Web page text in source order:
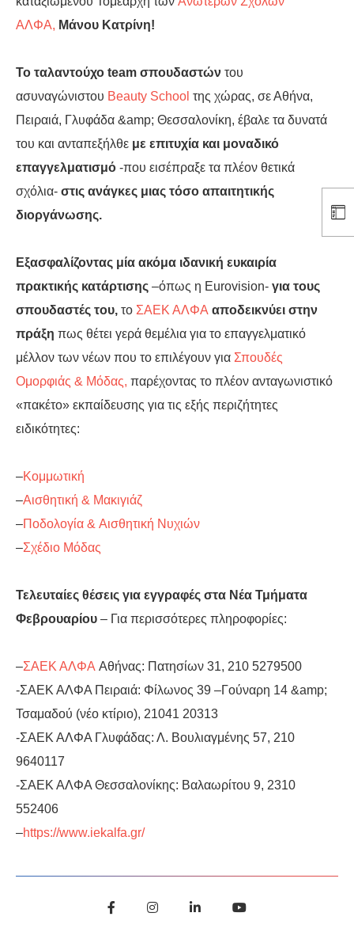
ΑΛΦΑ, Μάνου Κατρίνη!
To ταλαντούχο team σπουδαστών του
ασυναγώνιστου Beauty School της χώρας, σε Αθήνα,
Πειραιά, Γλυφάδα &amp; Θεσσαλονίκη, έβαλε τα δυνατά
του και ανταπεξήλθε με επιτυχία και μοναδικό
επαγγελματισμό -που εισέπραξε τα πλέον θετικά
σχόλια- στις ανάγκες μιας τόσο απαιτητικής
διοργάνωσης.
Εξασφαλίζοντας μία ακόμα ιδανική ευκαιρία
πρακτικής κατάρτισης –όπως η Eurovision- για τους
σπουδαστές του, το ΣΑΕΚ ΑΛΦΑ αποδεικνύει στην
πράξη πως θέτει γερά θεμέλια για το επαγγελματικό
μέλλον των νέων που το επιλέγουν για Σπουδές
Ομορφιάς & Μόδας, παρέχοντας το πλέον ανταγωνιστικό
«πακέτο» εκπαίδευσης για τις εξής περιζήτητες
ειδικότητες:
–Κομμωτική
–Αισθητική & Μακιγιάζ
–Ποδολογία & Aισθητική Νυχιών
–Σχέδιο Μόδας
Τελευταίες θέσεις για εγγραφές στα Νέα Τμήματα
Φεβρουαρίου – Για περισσότερες πληροφορίες:
–ΣΑΕΚ ΑΛΦΑ Αθήνας: Πατησίων 31, 210 5279500
-ΣΑΕΚ ΑΛΦΑ Πειραιά: Φίλωνος 39 –Γούναρη 14 &amp;
Τσαμαδού (νέο κτίριο), 21041 20313
-ΣΑΕΚ ΑΛΦΑ Γλυφάδας: Λ. Βουλιαγμένης 57, 210
9640117
-ΣΑΕΚ ΑΛΦΑ Θεσσαλονίκης: Βαλαωρίτου 9, 2310
552406
–https://www.iekalfa.gr/